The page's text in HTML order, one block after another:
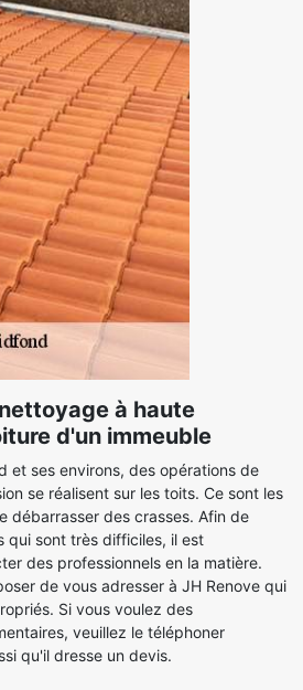
à haute
d'un immeuble
et ses environs, des opérations de
se réalisent sur les toits. Ce sont les
débarrasser des crasses. Afin de
qui sont très difficiles, il est
des professionnels en la matière.
de vous adresser à JH Renove qui
Si vous voulez des
veuillez le téléphoner
qu'il dresse un devis.